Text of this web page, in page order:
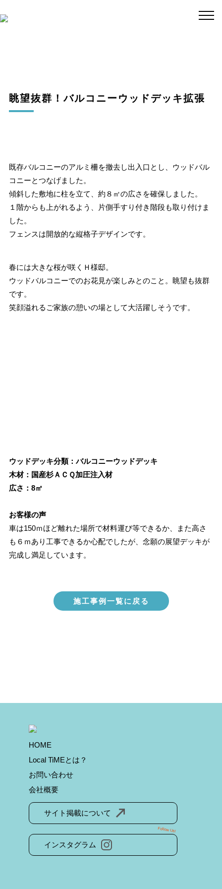
眺望抜群！バルコニーウッドデッキ拡張
既存バルコニーのアルミ柵を撤去し出入口とし、ウッドバル
コニーとつなげました。
傾斜した敷地に柱を立て、約８㎡の広さを確保しました。
１階からも上がれるよう、片側手すり付き階段も取り付けま
した。
フェンスは開放的な縦格子デザインです。
春には大きな桜が咲くＨ様邸。
ウッドバルコニーでのお花見が楽しみとのこと。眺望も抜群
です。
笑顔溢れるご家族の憩いの場として大活躍しそうです。
ウッドデッキ分類：バルコニーウッドデッキ
木材：国産杉ＡＣＱ加圧注入材
広さ：8㎡
お客様の声
車は150ｍほど離れた場所で材料運び等できるか、また高さ
も６ｍあり工事できるか心配でしたが、念願の展望デッキが
完成し満足しています。
施工事例一覧に戻る
HOME
Local TiMEとは？
お問い合わせ
会社概要
サイト掲載について
インスタグラム
Follow Us!